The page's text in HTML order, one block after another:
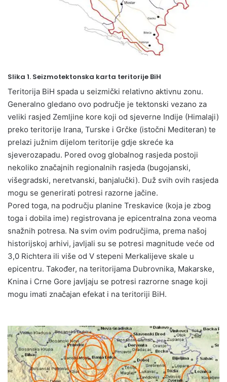
Slika 1. Seizmotektonska karta teritorije BiH
Teritorija BiH spada u seizmički relativno aktivnu zonu.
Generalno gledano ovo područje je tektonski vezano za
veliki rasjed Zemljine kore koji od sjeverne Indije (Himalaji)
preko teritorije Irana, Turske i Grčke (istočni Mediteran) te
prelazi južnim dijelom teritorije gdje skreće ka
sjeverozapadu. Pored ovog globalnog rasjeda postoji
nekoliko značajnih regionalnih rasjeda (bugojanski,
višegradski, neretvanski, banjalučki). Duž svih ovih rasjeda
mogu se generirati potresi razorne jačine.
Pored toga, na području planine Treskavice (koja je zbog
toga i dobila ime) registrovana je epicentralna zona veoma
snažnih potresa. Na svim ovim područjima, prema našoj
historijskoj arhivi, javljali su se potresi magnitude veće od
3,0 Richtera ili više od V stepeni Merkalijeve skale u
epicentru. Također, na teritorijama Dubrovnika, Makarske,
Knina i Crne Gore javljaju se potresi razrorne snage koji
mogu imati značajan efekat i na teritoriji BiH.